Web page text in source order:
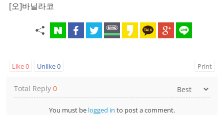
[오]바닐라코
Like0 Unlike0 Print
Total Reply0
You must be logged in to post a comment.